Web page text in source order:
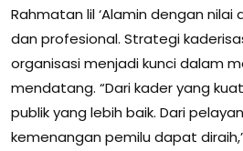
Rahmatan lil ‘Alamin dengan nilai
dan profesional. Strategi
organisasi menjadi kunci dalam
mendatang. “Dari kader yang
publik yang lebih baik. Dari
kemenangan pemilu dapat